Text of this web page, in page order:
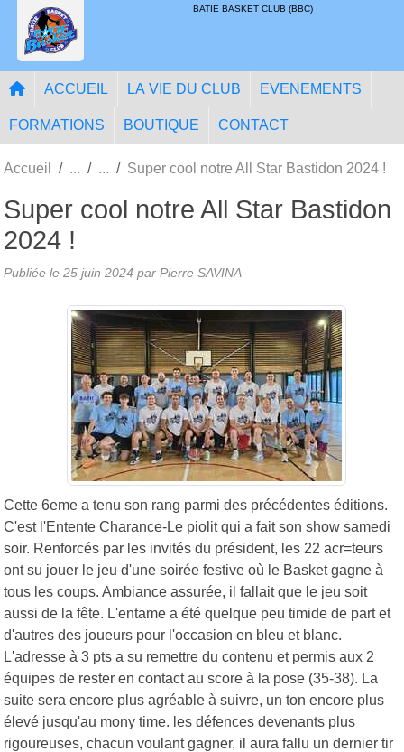
BATIE BASKET CLUB (BBC)
ACCUEIL LA VIE DU CLUB EVENEMENTS
FORMATIONS BOUTIQUE CONTACT
Accueil Super cool notre All Star Bastidon 2024 !
Super cool notre All Star Bastidon
2024 !
Publiée le 25 juin 2024 par Pierre SAVINA
Cette 6eme a tenu son rang parmi des précédentes éditions.
C'est l'Entente Charance-Le piolit qui a fait son show samedi
soir. Renforcés par les invités du président, les 22 acr=teurs
ont su jouer le jeu d'une soirée festive où le Basket gagne à
tous les coups. Ambiance assurée, il fallait que le jeu soit
aussi de la fête. L'entame a été quelque peu timide de part et
d'autres des joueurs pour l'occasion en bleu et blanc.
L'adresse à 3 pts a su remettre du contenu et permis aux 2
équipes de rester en contact au score à la pose (35-38). La
suite sera encore plus agréable à suivre, un ton encore plus
élevé jusqu'au mony time. les défences devenants plus
rigoureuses, chacun voulant gagner, il aura fallu un dernier tir
Panneau de gestion des cookies